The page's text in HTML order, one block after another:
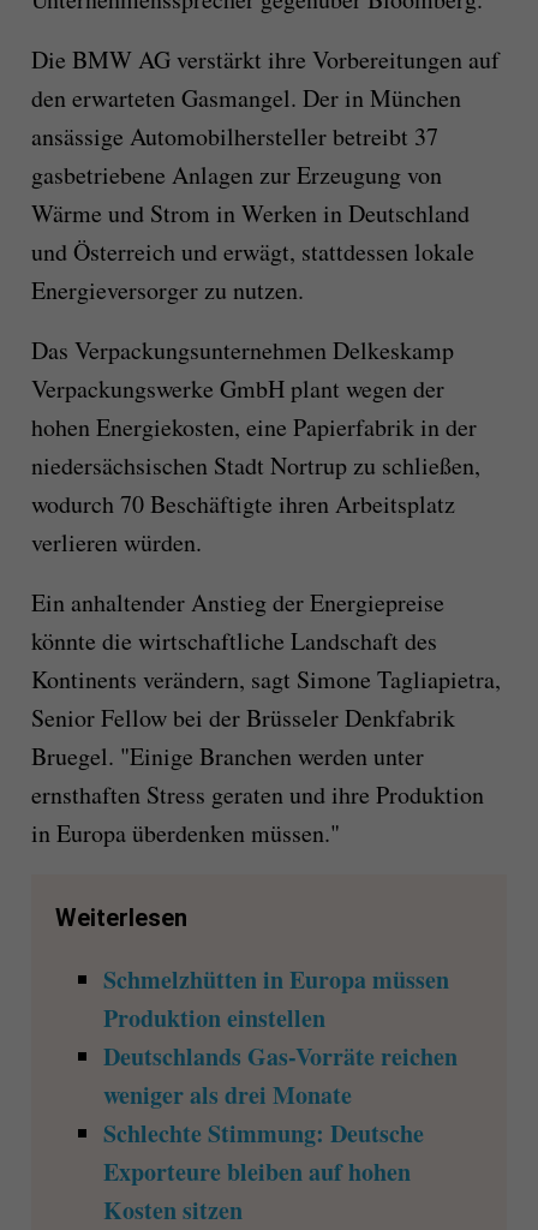
Die BMW AG verstärkt ihre Vorbereitungen auf
den erwarteten Gasmangel. Der in München
ansässige Automobilhersteller betreibt 37
gasbetriebene Anlagen zur Erzeugung von
Wärme und Strom in Werken in Deutschland
und Österreich und erwägt, stattdessen lokale
Energieversorger zu nutzen.
Das Verpackungsunternehmen Delkeskamp
Verpackungswerke GmbH plant wegen der
hohen Energiekosten, eine Papierfabrik in der
niedersächsischen Stadt Nortrup zu schließen,
wodurch 70 Beschäftigte ihren Arbeitsplatz
verlieren würden.
Ein anhaltender Anstieg der Energiepreise
könnte die wirtschaftliche Landschaft des
Kontinents verändern, sagt Simone Tagliapietra,
Senior Fellow bei der Brüsseler Denkfabrik
Bruegel. "Einige Branchen werden unter
ernsthaften Stress geraten und ihre Produktion
in Europa überdenken müssen."
Weiterlesen
Schmelzhütten in Europa müssen
Produktion einstellen
Deutschlands Gas-Vorräte reichen
weniger als drei Monate
Schlechte Stimmung: Deutsche
Exporteure bleiben auf hohen
Kosten sitzen